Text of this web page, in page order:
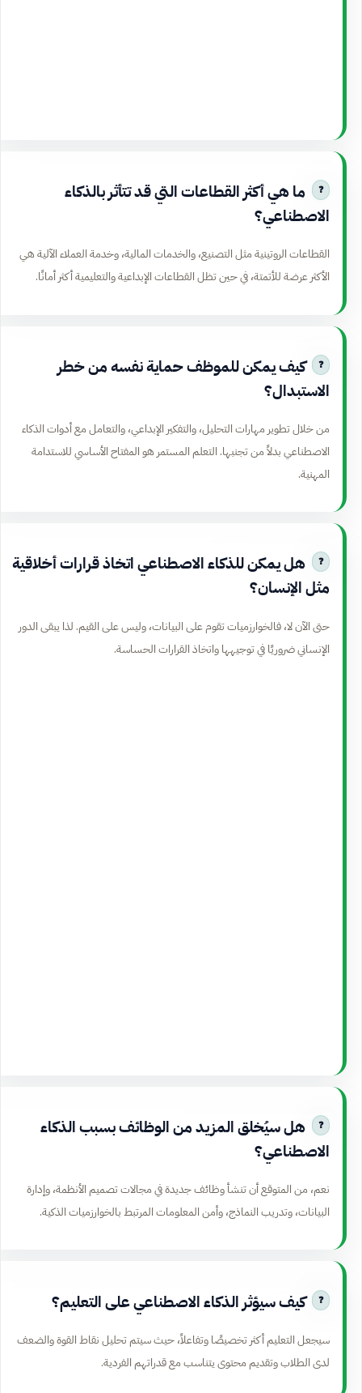
ما هي أكثر القطاعات التي قد تتأثر بالذكاء
الاصطناعي؟
القطاعات الروتينية مثل التصنيع، والخدمات المالية، وخدمة العملاء الآلية هي
الأكثر عرضة للأتمتة، في حين تظل القطاعات الإبداعية والتعليمية أكثر أمانًا.
كيف يمكن للموظف حماية نفسه من خطر
الاستبدال؟
من خلال تطوير مهارات التحليل، والتفكير الإبداعي، والتعامل مع أدوات الذكاء
الاصطناعي بدلاً من تجنبها. التعلم المستمر هو المفتاح الأساسي للاستدامة
المهنية.
هل يمكن للذكاء الاصطناعي اتخاذ قرارات أخلاقية
مثل الإنسان؟
حتى الآن لا، فالخوارزميات تقوم على البيانات، وليس على القيم. لذا يبقى الدور
الإنساني ضروريًا في توجيهها واتخاذ القرارات الحساسة.
هل سيُخلق المزيد من الوظائف بسبب الذكاء
الاصطناعي؟
نعم، من المتوقع أن تنشأ وظائف جديدة في مجالات تصميم الأنظمة، وإدارة
البيانات، وتدريب النماذج، وأمن المعلومات المرتبط بالخوارزميات الذكية.
كيف سيؤثر الذكاء الاصطناعي على التعليم؟
سيجعل التعليم أكثر تخصيصًا وتفاعلاً، حيث سيتم تحليل نقاط القوة والضعف
لدى الطلاب وتقديم محتوى يتناسب مع قدراتهم الفردية.